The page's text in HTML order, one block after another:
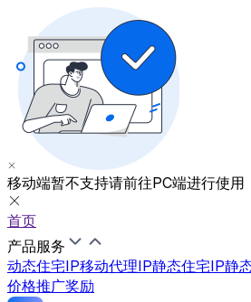
移动端暂不支持请前往PC端进行使用
首页
产品服务
动态住宅IP移动代理IP静态住宅IP静
价格推广奖励